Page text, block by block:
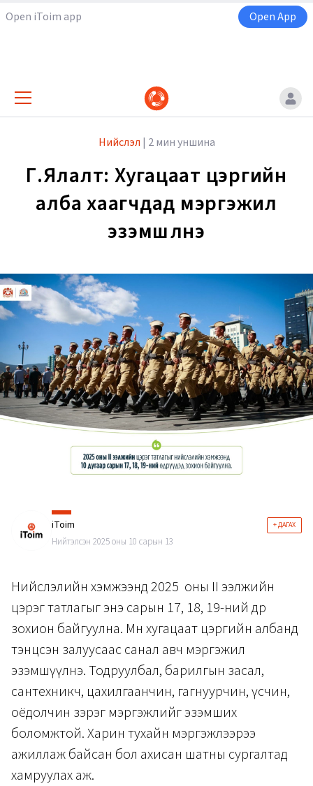
Open iToim app Open App
Нийслэл | 2 мин уншина
Г.Ялалт: Хугацаат цэргийн
алба хаагчдад мэргэжил
эзэмшүүлнэ
iToim + ДАГАХ
Нийтэлсэн 2025 оны 10 сарын 13
Нийслэлийн хэмжээнд 2025 оны II ээлжийн
цэрэг татлагыг энэ сарын 17, 18, 19-ний өдөр
зохион байгуулна. Мөн хугацаат цэргийн албанд
тэнцсэн залуусаас санал авч мэргэжил
эзэмшүүлнэ. Тодруулбал, барилгын засал,
сантехникч, цахилгаанчин, гагнуурчин, үсчин,
оёдолчин зэрэг мэргэжлийг эзэмших
боломжтой. Харин тухайн мэргэжлээрээ
ажиллаж байсан бол ахисан шатны сургалтад
хамруулах аж.